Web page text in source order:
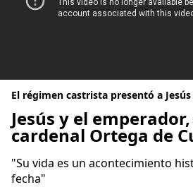
El régimen castrista presentó a
Jesús y el
cardenal Ortega de
"Su vida es un acontecimiento
fecha"